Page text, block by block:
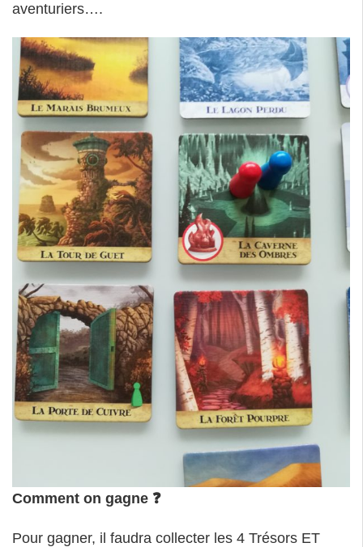
aventuriers….
Comment on gagne ❓
Pour gagner, il faudra collecter les 4 Trésors ET